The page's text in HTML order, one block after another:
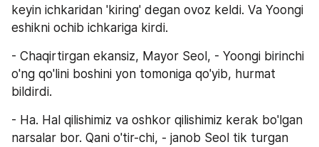
keyin ichkaridan 'kiring' degan ovoz keldi. Va Yoongi
eshikni ochib ichkariga kirdi.
- Chaqirtirgan ekansiz, Mayor Seol, - Yoongi birinchi
o'ng qo'lini boshini yon tomoniga qo'yib, hurmat
bildirdi.
- Ha. Hal qilishimiz va oshkor qilishimiz kerak bo'lgan
narsalar bor. Qani o'tir-chi, - janob Seol tik turgan